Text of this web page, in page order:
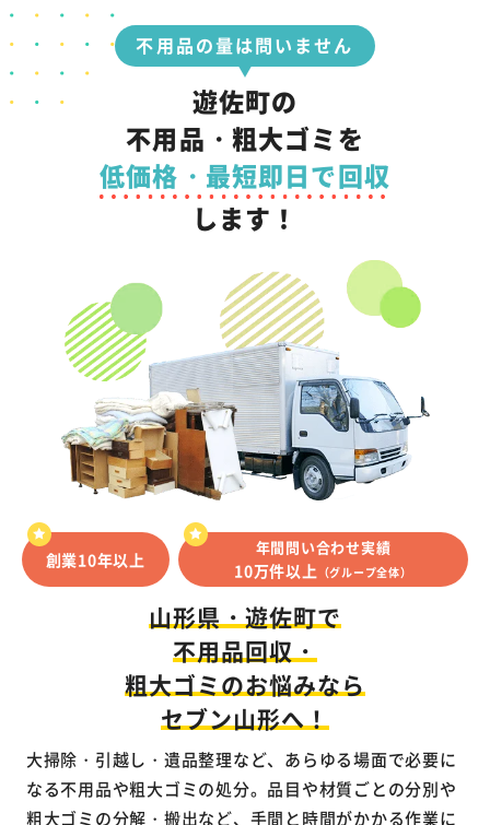
不用品の量は問いません
遊佐町の
不用品・粗大ゴミを
低価格・最短即日で回収
します！
創業10年以上
年間問い合わせ実績
10万件以上 （グループ全体）
山形県・遊佐町で
不用品回収・
粗大ゴミのお悩みなら
セブン山形へ！
大掃除・引越し・遺品整理など、あらゆる場面で必要に
なる不用品や粗大ゴミの処分。品目や材質ごとの分別や
粗大ゴミの分解・搬出など、手間と時間がかかる作業に